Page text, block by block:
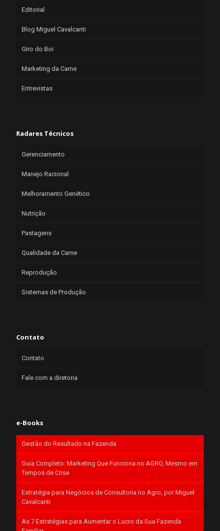
Editorial
Blog Miguel Cavalcanti
Giro do Boi
Marketing da Carne
Entrevistas
Radares Técnicos
Gerenciamento
Manejo Racional
Melhoramento Genético
Nutrição
Pastagens
Qualidade da Carne
Reprodução
Sistemas de Produção
Contato
Contato
Fale com a diretoria
e-Books
Gestão do Resultado na Fazenda
Guia Completo: Marketing Que Funciona no AGRO, Mesmo em
Tempos de Crise
Estratégia para Negócios de Consultoria no Agro, por Miguel
Cavalcanti
As 7 Estratégias para Aumentar o Lucro da Sua Fazenda